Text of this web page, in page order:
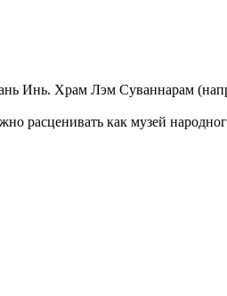
Инь. Храм Лэм Суваннарам
расценивать как музей